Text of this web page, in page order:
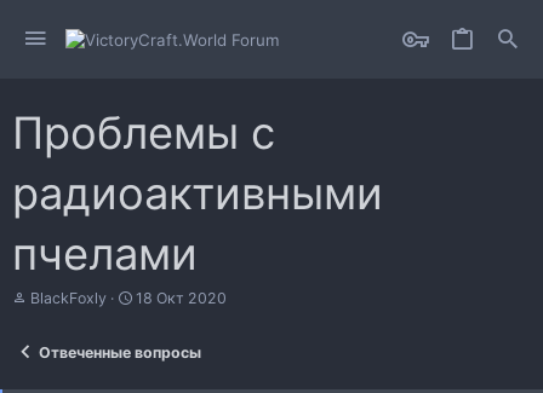
Проблемы с
радиоактивными
пчелами
А
BlackFoxly
Д
а
18 Окт 2020
Отвеченные вопросы